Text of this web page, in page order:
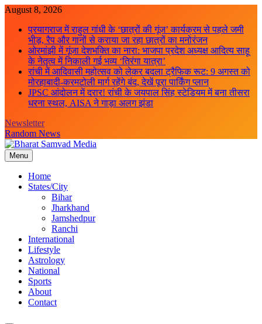
Skip
content
August 8, 2026
प्रयागराज में राहुल गांधी के ‘छात्रों की गूंज’ कार्यक्रम से पहले जमी
भीड़, रैप और गानों से कराया जा रहा छात्रों का मनोरंजन
ओरमांझी में गूंजा देशभक्ति का नारा: भाजपा प्रदेश अध्यक्ष आदित्य साहू
के नेतृत्व में निकाली गई भव्य ‘तिरंगा यात्रा’
रांची में आदिवासी महोत्सव को लेकर बदला ट्रैफिक रूट: 9 अगस्त को
मोरहाबादी-करमटोली मार्ग रहेंगे बंद, देखें पूरा पार्किंग प्लान
JPSC आंदोलन में दरार! रांची के जयपाल सिंह स्टेडियम में बना तीसरा
धरना स्थल, AISA ने गाड़ा अलग झंडा
Newsletter
Random News
Bharat Samvad Media
Menu
Home
States/City
Bihar
Jharkhand
Jamshedpur
Ranchi
International
Lifestyle
Astrology
National
Sports
About
Contact